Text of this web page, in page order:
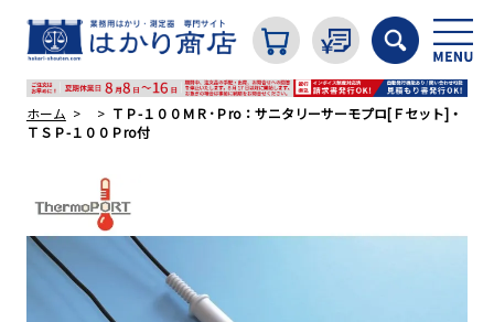
はかり
ホーム
ＴＰ-１００ＭＲ･Ｐro：サニタリーサーモプロ[Ｆセット]・
ＴＳＰ-１００Ｐro付